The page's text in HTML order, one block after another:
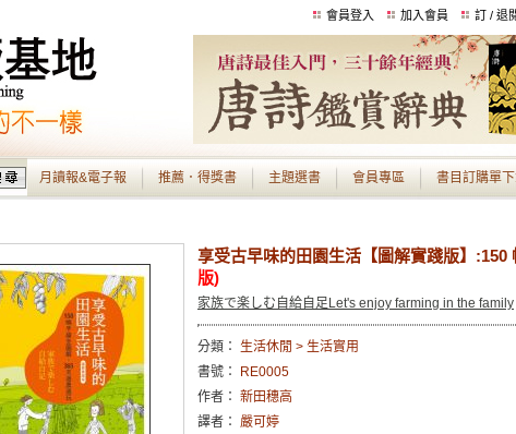
會員登入 加入會員 訂 / 退
月讀報&電子報 推薦．得獎書 主題選書 會員專區 書目訂購單
享受古早味的田園生活【圖解實踐版】:150
版)
家族で楽しむ自給自足Let's enjoy farming in the family
分類： 生活休閒 > 生活實用
書號：
RE0005
作者： 新田穗高
譯者： 嚴可婷